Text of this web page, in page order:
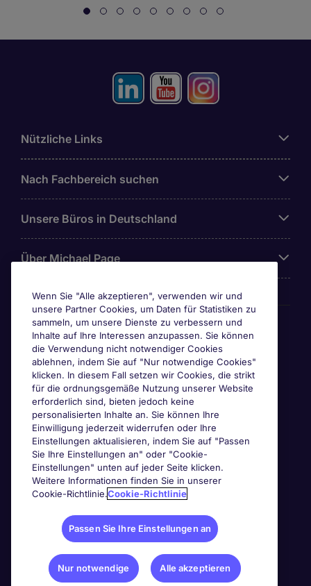
Nützliche Links
Nach Fachbereich suchen
Unsere Büros in Deutschland
Über Michael Page
Awards & Zertifizierungen
Wenn Sie "Alle akzeptieren", verwenden wir und
unsere Partner Cookies, um Daten für Statistiken zu
sammeln, um unsere Dienste zu verbessern und
Inhalte auf Ihre Interessen anzupassen. Sie können
die Verwendung nicht notwendiger Cookies
ablehnen, indem Sie auf "Nur notwendige Cookies"
klicken. In diesem Fall setzen wir Cookies, die strikt
für die ordnungsgemäße Nutzung unserer Website
erforderlich sind, bieten jedoch keine
personalisierten Inhalte an. Sie können Ihre
Einwilligung jederzeit widerrufen oder Ihre
Einstellungen aktualisieren, indem Sie auf "Passen
Sie Ihre Einstellungen an" oder "Cookie-
Einstellungen" unten auf jeder Seite klicken.
Weitere Informationen finden Sie in unserer
Cookie-Richtlinie.Cookie-Richtlinie
Passen Sie Ihre Einstellungen an
Nur notwendige Alle akzeptieren